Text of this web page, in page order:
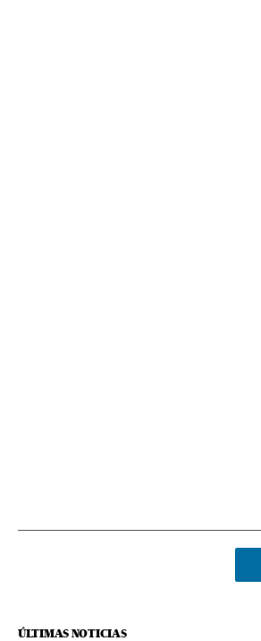
ÚLTIMAS NOTICIAS